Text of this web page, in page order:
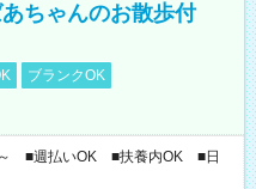
ちゃんのお散歩付
ブランクOK
～ ■週払いOK ■扶養内OK ■日